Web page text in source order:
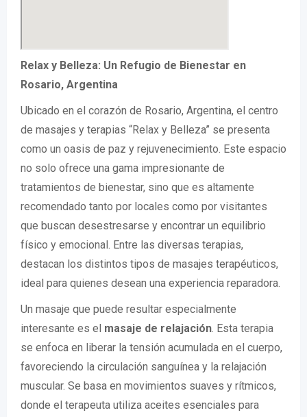
Relax y Belleza: Un Refugio de Bienestar en
Rosario, Argentina
Ubicado en el corazón de Rosario, Argentina, el centro
de masajes y terapias “Relax y Belleza” se presenta
como un oasis de paz y rejuvenecimiento. Este espacio
no solo ofrece una gama impresionante de
tratamientos de bienestar, sino que es altamente
recomendado tanto por locales como por visitantes
que buscan desestresarse y encontrar un equilibrio
físico y emocional. Entre las diversas terapias,
destacan los distintos tipos de masajes terapéuticos,
ideal para quienes desean una experiencia reparadora.
Un masaje que puede resultar especialmente
interesante es el masaje de relajación. Esta terapia
se enfoca en liberar la tensión acumulada en el cuerpo,
favoreciendo la circulación sanguínea y la relajación
muscular. Se basa en movimientos suaves y rítmicos,
donde el terapeuta utiliza aceites esenciales para